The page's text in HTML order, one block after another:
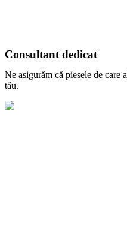
Consultant dedicat
Ne asigurăm că piesele de
tău.